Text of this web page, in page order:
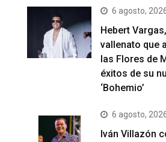
6 agosto,
Hebert
vallenato que
las Flores de
éxitos de su
‘Bohemio’
6 agosto,
Iván Villazón